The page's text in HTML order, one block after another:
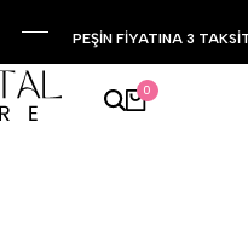
PEŞİN FİYATINA 3
0